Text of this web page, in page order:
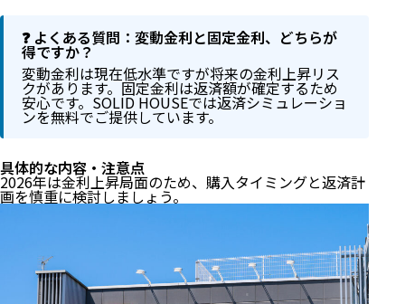
❓ よくある質問：変動金利と固定金利、どちらが
得ですか？
変動金利は現在低水準ですが将来の金利上昇リス
クがあります。固定金利は返済額が確定するため
安心です。SOLID HOUSEでは返済シミュレーショ
ンを無料でご提供しています。
具体的な内容・注意点
2026年は金利上昇局面のため、購入タイミングと返済計
画を慎重に検討しましょう。